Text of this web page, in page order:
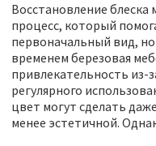
Восстановление
процесс, который
первоначальный вид,
временем березовая
привлекательность из-
регулярного
цвет могут сделать
менее эстетичной.